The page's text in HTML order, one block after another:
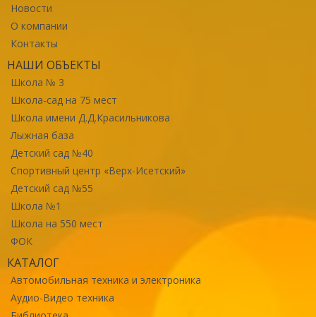
Новости
О компании
Контакты
НАШИ ОБЪЕКТЫ
Школа № 3
Школа-сад на 75 мест
Школа имени Д.Д.Красильникова
Лыжная база
Детский сад №40
Спортивный центр «Верх-Исетский»
Детский сад №55
Школа №1
Школа на 550 мест
ФОК
КАТАЛОГ
Автомобильная техника и электроника
Аудио-Видео техника